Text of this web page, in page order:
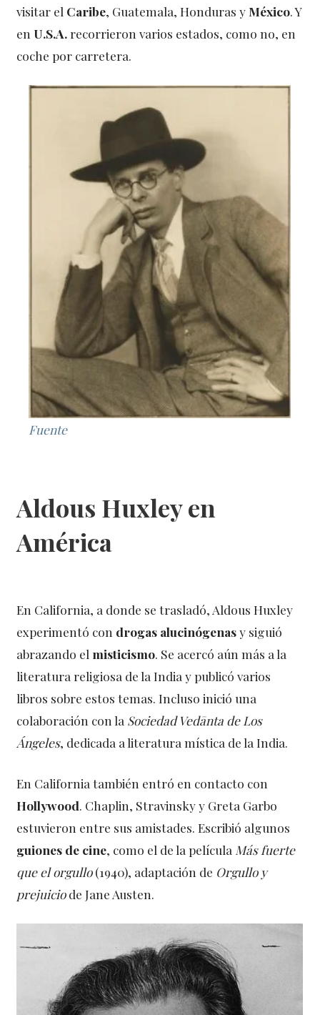
visitar el Caribe, Guatemala, Honduras y México. Y
en U.S.A. recorrieron varios estados, como no, en
coche por carretera.
Fuente
Aldous Huxley en
América
En California, a donde se trasladó, Aldous Huxley
experimentó con drogas alucinógenasy siguió
abrazando el misticismo. Se acercó aún más a la
literatura religiosa de la India y publicó varios
libros sobre estos temas. Incluso inició una
colaboración con la SociedadVedānta de Los
Ángeles, dedicada a literatura mística de la India.
En California también entró en contacto con
Hollywood. Chaplin, Stravinsky y Greta Garbo
estuvieron entre sus amistades. Escribió algunos
guiones de cine, como el de la película Más fuerte
que el orgullo(1940), adaptación de Orgullo y
prejuiciode Jane Austen.